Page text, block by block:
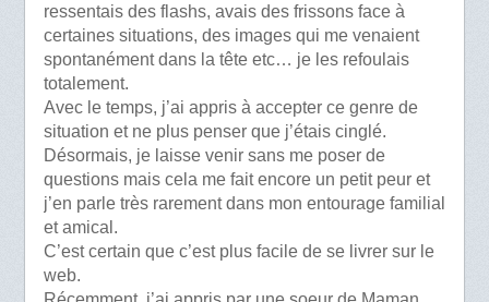
ressentais des flashs, avais des frissons face à
certaines situations, des images qui me venaient
spontanément dans la tête etc… je les refoulais
totalement.
Avec le temps, j’ai appris à accepter ce genre de
situation et ne plus penser que j’étais cinglé.
Désormais, je laisse venir sans me poser de
questions mais cela me fait encore un petit peur et
j’en parle très rarement dans mon entourage familial
et amical.
C’est certain que c’est plus facile de se livrer sur le
web.